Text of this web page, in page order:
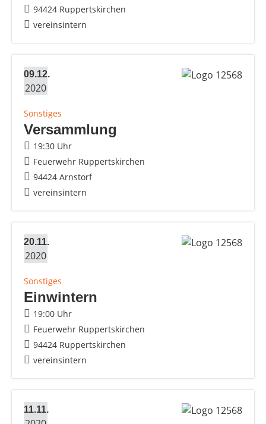
94424 Ruppertskirchen
vereinsintern
09.12.
2020
Sonstiges
Versammlung
19:30 Uhr
Feuerwehr Ruppertskirchen
94424 Arnstorf
vereinsintern
20.11.
2020
Sonstiges
Einwintern
19:00 Uhr
Feuerwehr Ruppertskirchen
94424 Ruppertskirchen
vereinsintern
11.11.